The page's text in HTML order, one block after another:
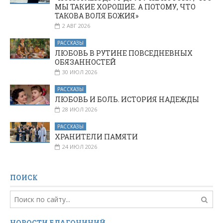
МЫ ТАКИЕ ХОРОШИЕ. А ПОТОМУ, ЧТО
ТАКОВА ВОЛЯ БОЖИЯ»
2 АВГ 2026
РАССКАЗЫ
ЛЮБОВЬ В РУТИНЕ ПОВСЕДНЕВНЫХ
ОБЯЗАННОСТЕЙ
30 ИЮЛ 2026
РАССКАЗЫ
ЛЮБОВЬ И БОЛЬ. ИСТОРИЯ НАДЕЖДЫ
28 ИЮЛ 2026
РАССКАЗЫ
ХРАНИТЕЛИ ПАМЯТИ
24 ИЮЛ 2026
ПОИСК